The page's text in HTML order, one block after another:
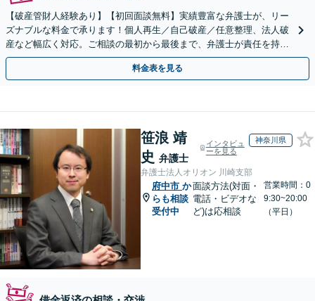
【破産管財人経験あり】【初回面談無料】実績豊富な弁護士が、リー
ズナブルな料金で承ります！個人再生／自己破産／任意整理、法人破
産など幅広く対応。ご相談の最初から最後まで、弁護士が責任を持っ
て迅速に解決します【府中駅3分】
料金表を見る
笹浪 靖
史 弁護士
インタビュ
ーを見る
神奈川県
弁護士法人オリオン 川崎支部
府中市 か
らも相談
受付中
面談方法(対面・
電話・ビデオな
ど)は応相談
営業時間：0
9:30~20:00
（平日）